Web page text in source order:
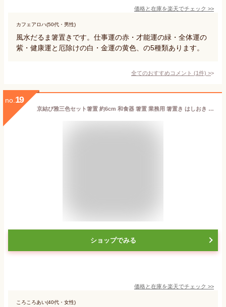
価格と在庫を楽天でチェック >>
カフェアロハ(50代・男性)
風水だるま箸置きです。仕事運の赤・才能運の緑・全体運の
紫・健康運と厄除けの白・金運の黄色、の5種類あります。
全てのおすすめコメント (1件) >
no. 19
京結び雅三色セット箸置 約6cm 和食器 箸置 業務用 箸置き はしおき 箸おき おしゃれ かわいい ナチュラル雑貨 キッチン雑貨 カフェ風 カトラリーレスト 和柄 28-292-178-waA
ショップでみる
価格と在庫を楽天でチェック >>
ころころあい(40代・女性)